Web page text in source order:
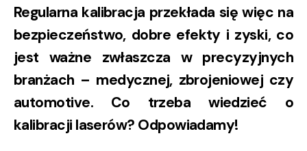
Regularna kalibracja przekłada się więc na
bezpieczeństwo, dobre efekty i zyski, co
jest ważne zwłaszcza w precyzyjnych
branżach – medycznej, zbrojeniowej czy
automotive. Co trzeba wiedzieć o
kalibracji laserów? Odpowiadamy!